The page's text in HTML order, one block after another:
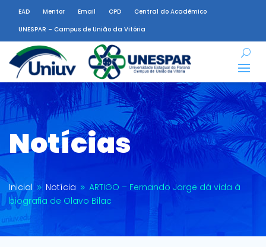
EAD Mentor Email CPD
Central do Acadêmico
UNESPAR – Campus de União da Vitória
Notícias
Inicial 9 Notícia 9 ARTIGO – Fernando Jorge dá vida à
biografia de Olavo Bilac